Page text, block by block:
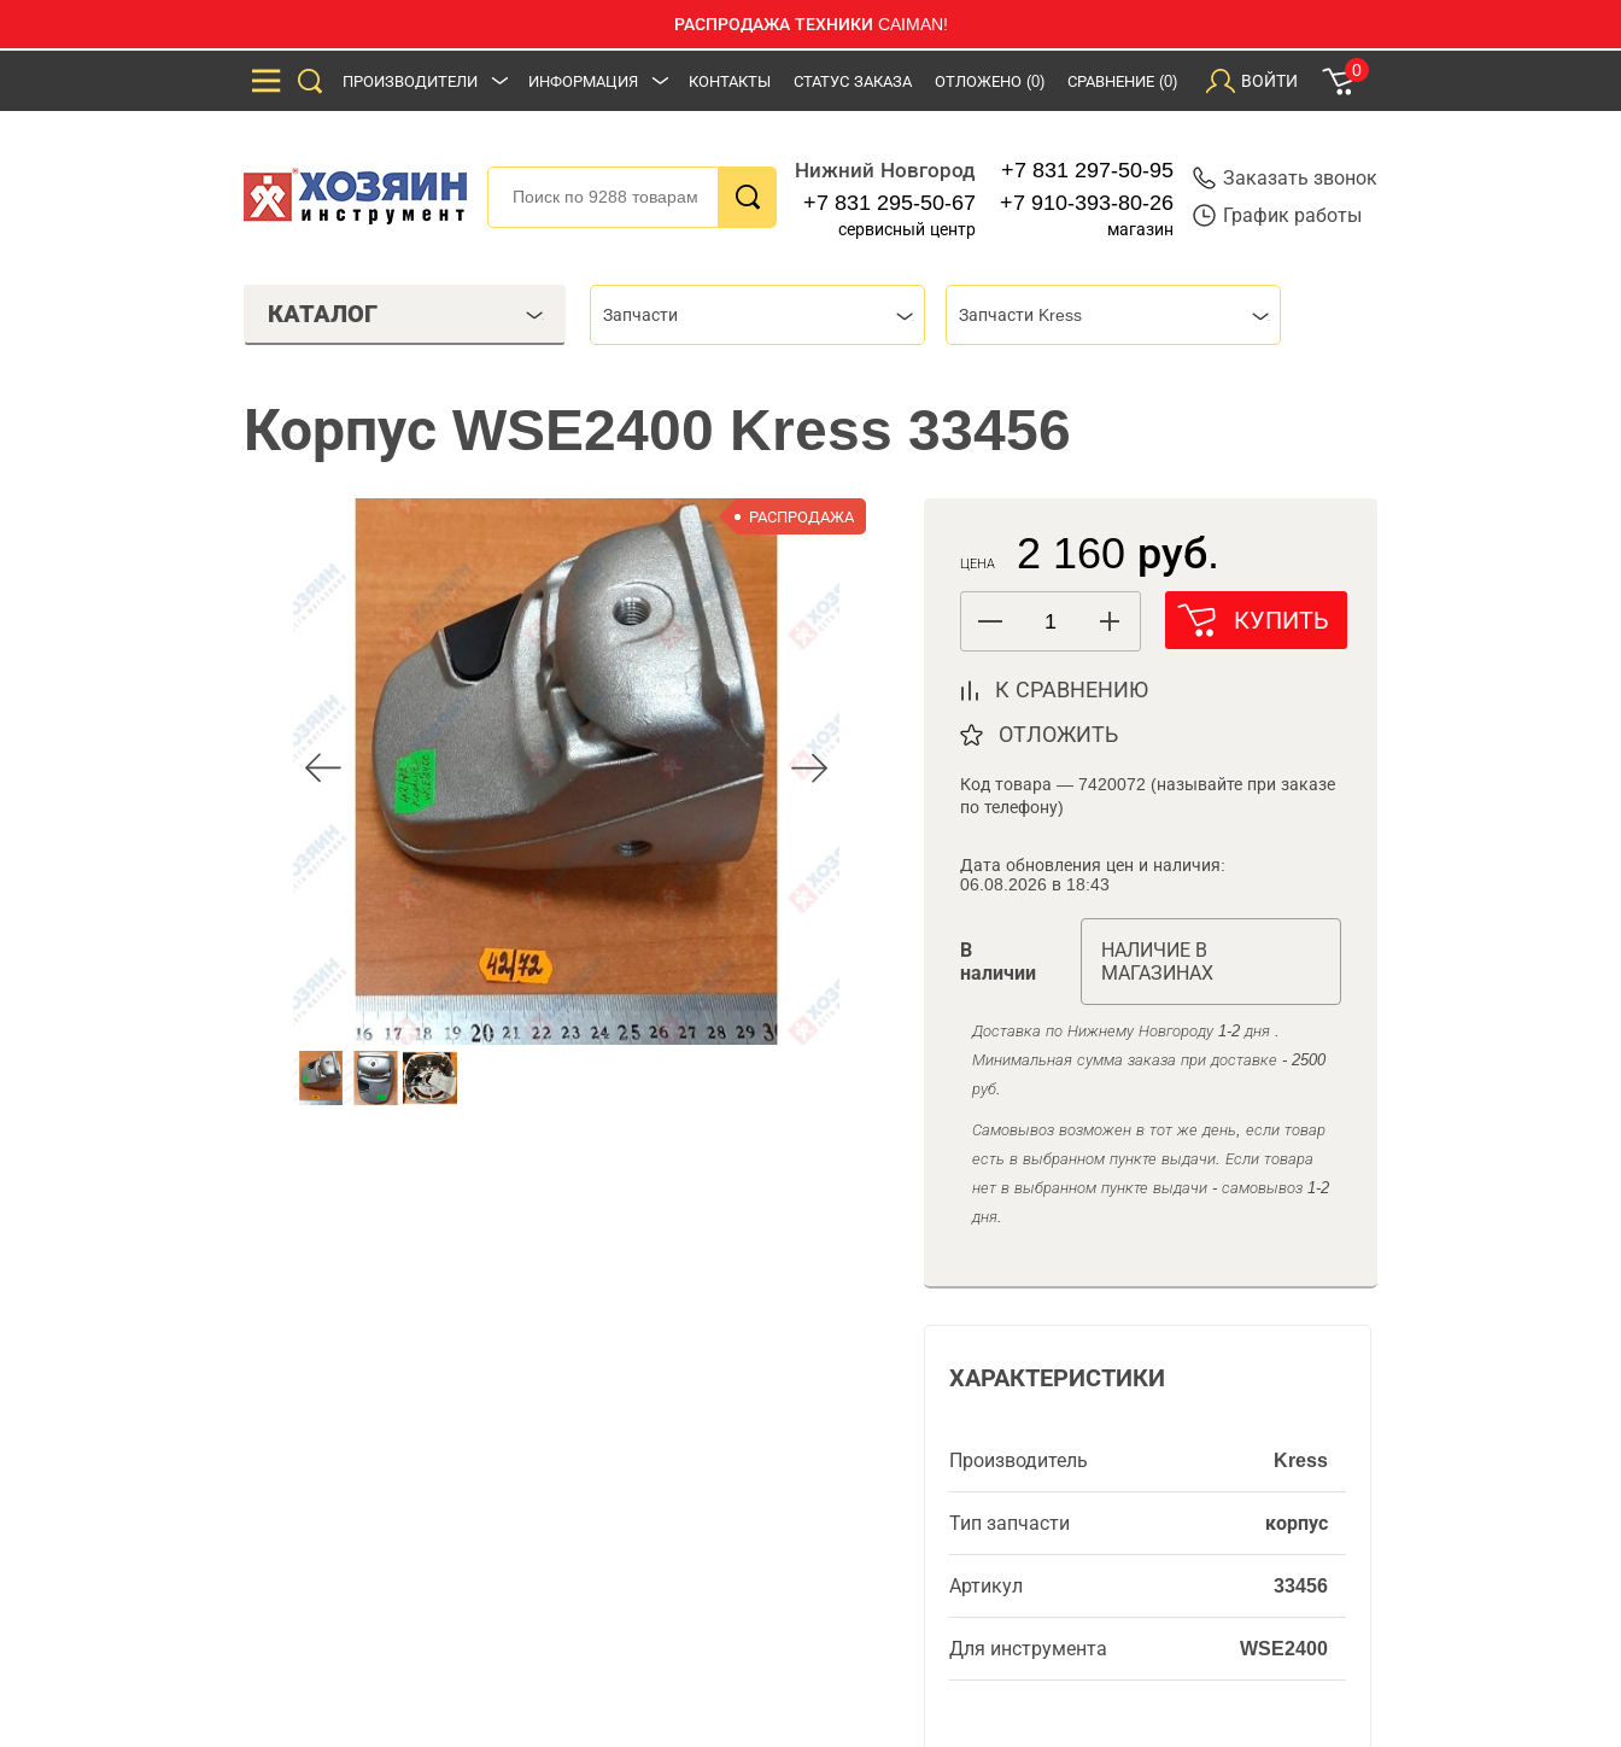
РАСПРОДАЖА ТЕХНИКИ CAIMAN!
ПРОИЗВОДИТЕЛИ ИНФОРМАЦИЯ КОНТАКТЫ СТАТУС ЗАКАЗА ОТЛОЖЕНО (0) СРАВНЕНИЕ (0) ВОЙТИ
0
Нижний Новгород
+7 831 295-50-67
сервисный центр
+7 831 297-50-95
+7 910-393-80-26
магазин
Заказать звонок
График работы
КАТАЛОГ Запчасти Запчасти Kress
Корпус WSE2400 Kress 33456
РАСПРОДАЖА
ЦЕНА 2 160 руб.
КУПИТЬ
К СРАВНЕНИЮ
ОТЛОЖИТЬ
Код товара — 7420072 (называйте при заказе
по телефону)
Дата обновления цен и наличия:
06.08.2026 в 18:43
В
наличии
НАЛИЧИЕ В
МАГАЗИНАХ
Доставка по Нижнему Новгороду 1-2 дня .
Минимальная сумма заказа при доставке - 2500
руб.
Самовывоз возможен в тот же день, если товар
есть в выбранном пункте выдачи. Если товара
нет в выбранном пункте выдачи - самовывоз 1-2
дня.
ХАРАКТЕРИСТИКИ
Производитель Kress
Тип запчасти корпус
Артикул 33456
Для инструмента WSE2400